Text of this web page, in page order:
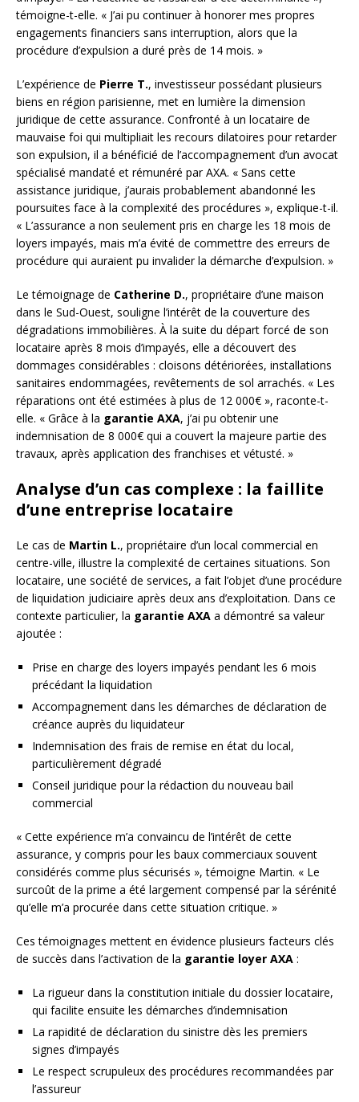
témoigne-t-elle. « J’ai pu continuer à honorer mes propres
engagements financiers sans interruption, alors que la
procédure d’expulsion a duré près de 14 mois. »
L’expérience de Pierre T., investisseur possédant plusieurs
biens en région parisienne, met en lumière la dimension
juridique de cette assurance. Confronté à un locataire de
mauvaise foi qui multipliait les recours dilatoires pour retarder
son expulsion, il a bénéficié de l’accompagnement d’un avocat
spécialisé mandaté et rémunéré par AXA. « Sans cette
assistance juridique, j’aurais probablement abandonné les
poursuites face à la complexité des procédures », explique-t-il.
« L’assurance a non seulement pris en charge les 18 mois de
loyers impayés, mais m’a évité de commettre des erreurs de
procédure qui auraient pu invalider la démarche d’expulsion. »
Le témoignage de Catherine D., propriétaire d’une maison
dans le Sud-Ouest, souligne l’intérêt de la couverture des
dégradations immobilières. À la suite du départ forcé de son
locataire après 8 mois d’impayés, elle a découvert des
dommages considérables : cloisons détériorées, installations
sanitaires endommagées, revêtements de sol arrachés. « Les
réparations ont été estimées à plus de 12 000€ », raconte-t-
elle. « Grâce à la garantie AXA, j’ai pu obtenir une
indemnisation de 8 000€ qui a couvert la majeure partie des
travaux, après application des franchises et vétusté. »
Analyse d’un cas complexe : la faillite
d’une entreprise locataire
Le cas de Martin L., propriétaire d’un local commercial en
centre-ville, illustre la complexité de certaines situations. Son
locataire, une société de services, a fait l’objet d’une procédure
de liquidation judiciaire après deux ans d’exploitation. Dans ce
contexte particulier, la garantie AXA a démontré sa valeur
ajoutée :
Prise en charge des loyers impayés pendant les 6 mois
précédant la liquidation
Accompagnement dans les démarches de déclaration de
créance auprès du liquidateur
Indemnisation des frais de remise en état du local,
particulièrement dégradé
Conseil juridique pour la rédaction du nouveau bail
commercial
« Cette expérience m’a convaincu de l’intérêt de cette
assurance, y compris pour les baux commerciaux souvent
considérés comme plus sécurisés », témoigne Martin. « Le
surcoût de la prime a été largement compensé par la sérénité
qu’elle m’a procurée dans cette situation critique. »
Ces témoignages mettent en évidence plusieurs facteurs clés
de succès dans l’activation de la garantie loyer AXA :
La rigueur dans la constitution initiale du dossier locataire,
qui facilite ensuite les démarches d’indemnisation
La rapidité de déclaration du sinistre dès les premiers
signes d’impayés
Le respect scrupuleux des procédures recommandées par
l’assureur